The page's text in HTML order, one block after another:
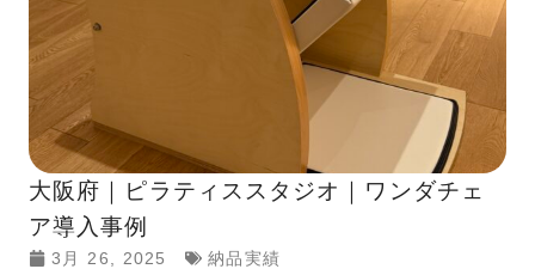
大阪府｜ピラティススタジオ｜ワンダチェ
ア導入事例
3月 26, 2025
納品実績